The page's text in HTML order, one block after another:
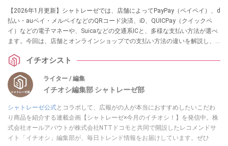
【2026年1月更新】シャトレーゼでは、店舗によってPayPay（ペイペイ）、d
払い・auペイ・メルペイなどのQRコード決済、iD、QUICPay（クイックペ
イ）などの電子マネーや、Suicaなどの交通系ICと、多様な支払い方法が選べ
ます。今回は、店舗とオンラインショップでの支払い方法の違いを解説し、
ついても紹介します。
イチオシスト
ライター / 編集
イチオシ編集部 シャトレーゼ部
シャトレーゼ公式とコラボして、広報がの人が本当におすすめしたいこだわ
り商品を紹介する連載企画【シャトレーゼ×今月のイチオシ！】を発信中。株
式会社オールアバウトが株式会社NTTドコモと共同で開設したレコメンドサ
イト「イチオシ」編集部が、毎日トレンド情報をお届けしています。ぜひ